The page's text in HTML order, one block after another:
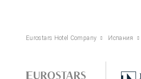
Eurostars Hotel Company Испания